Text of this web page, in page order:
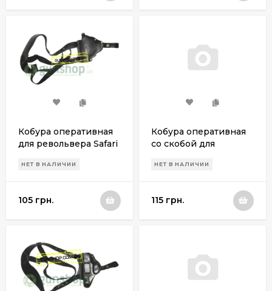
Кобура оперативная
для револьвера Safari
НЕТ В НАЛИЧИИ
105 грн.
Кобура оперативная
со скобой для
пистолета Crosman
НЕТ В НАЛИЧИИ
115 грн.